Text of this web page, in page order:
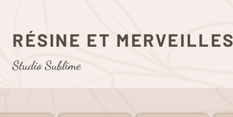
RÉSINE ET MERVEILLES
Studio Sublime